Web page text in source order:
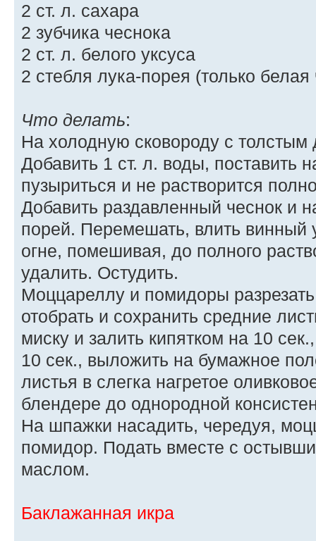
2 ст. л. сахара
2 зубчика чеснока
2 ст. л. белого уксуса
2 стебля лука-порея (только белая
Что делать:
На холодную сковороду с толстым
Добавить 1 ст. л. воды, поставить
пузыриться и не растворится
Добавить раздавленный чеснок и
порей. Перемешать, влить винный
огне, помешивая, до полного
удалить. Остудить.
Моццареллу и помидоры
отобрать и сохранить средние
миску и залить кипятком на 10
10 сек., выложить на бумажное
листья в слегка нагретое
блендере до однородной
На шпажки насадить, чередуя,
помидор. Подать вместе с
маслом.
Баклажанная икра